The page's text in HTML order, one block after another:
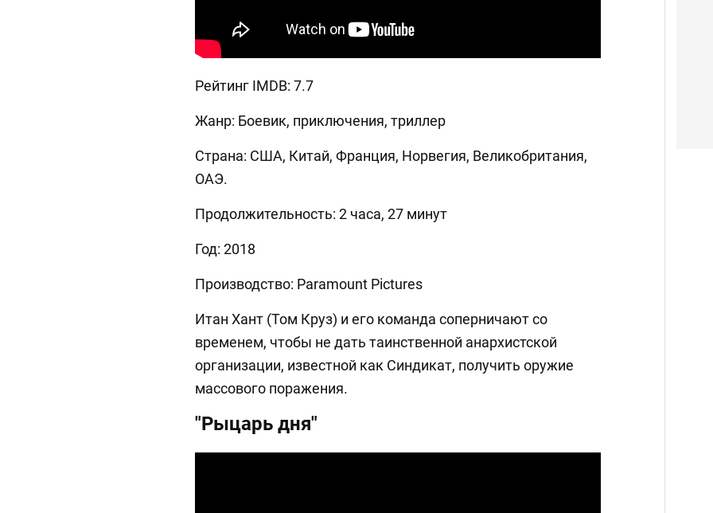
Рейтинг IMDB: 7.7
Жанр: Боевик, приключения, триллер
Страна: США, Китай, Франция, Норвегия, Великобритания,
ОАЭ.
Продолжительность: 2 часа, 27 минут
Год: 2018
Производство: Paramount Pictures
Итан Хант (Том Круз) и его команда соперничают со
временем, чтобы не дать таинственной анархистской
организации, известной как Синдикат, получить оружие
массового поражения.
"Рыцарь дня"